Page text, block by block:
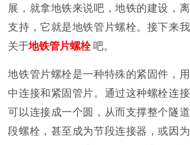
展，就拿地铁来说吧，地铁的建设，
支持，它就是地铁管片螺栓。接下来
关于地铁管片螺栓 吧。
地铁管片螺栓是一种特殊的紧固件，
中连接和紧固管片。通过这种螺栓连
可以连接成一个圆，从而支撑整个隧
段螺栓，甚至成为节段连接器，或因